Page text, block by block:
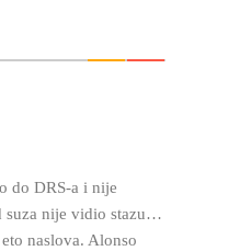
do DRS-a i nije
suza nije vidio stazu…
naslova. Alonso